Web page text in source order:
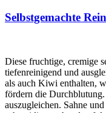
Selbstgemachte
Diese fruchtige, cremige
tiefenreinigend und
als auch Kiwi enthalten,
fördern die
auszugleichen. Sahne